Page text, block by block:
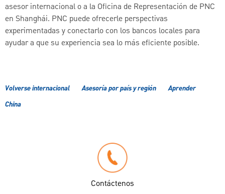
asesor internacional o a la Oficina de Representación de PNC
en Shanghái. PNC puede ofrecerle perspectivas
experimentadas y conectarlo con los bancos locales para
ayudar a que su experiencia sea lo más eficiente posible.
Volverse internacional Asesoría por país y región
Aprender
China
Contáctenos